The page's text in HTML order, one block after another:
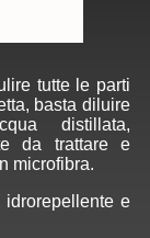
tutte le parti
basta diluire
distillata,
da trattare e
microfibra.
idrorepellente e